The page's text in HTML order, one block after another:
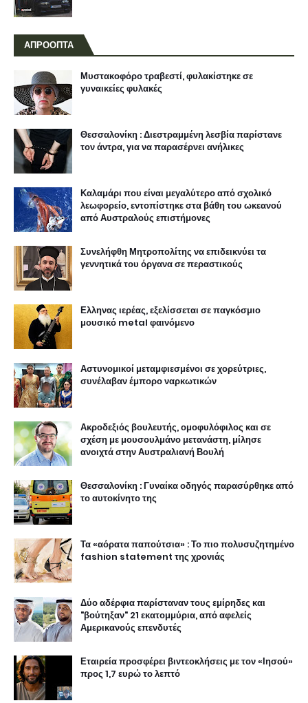
ΑΠΡΟΟΠΤΑ
Μυστακοφόρο τραβεστί, φυλακίστηκε σε
γυναικείες φυλακές
Θεσσαλονίκη : Διεστραμμένη λεσβία παρίστανε
τον άντρα, για να παρασέρνει ανήλικες
Καλαμάρι που είναι μεγαλύτερο από σχολικό
λεωφορείο, εντοπίστηκε στα βάθη του ωκεανού
από Αυστραλούς επιστήμονες
Συνελήφθη Μητροπολίτης να επιδεικνύει τα
γεννητικά του όργανα σε περαστικούς
Ελληνας ιερέας, εξελίσσεται σε παγκόσμιο
μουσικό metal φαινόμενο
Αστυνομικοί μεταμφιεσμένοι σε χορεύτριες,
συνέλαβαν έμπορο ναρκωτικών
Ακροδεξιός βουλευτής, ομοφυλόφιλος και σε
σχέση με μουσουλμάνο μετανάστη, μίλησε
ανοιχτά στην Αυστραλιανή Βουλή
Θεσσαλονίκη : Γυναίκα οδηγός παρασύρθηκε από
το αυτοκίνητο της
Τα «αόρατα παπούτσια» : Το πιο πολυσυζητημένο
fashion statement της χρονιάς
Δύο αδέρφια παρίσταναν τους εμίρηδες και
"βούτηξαν" 21 εκατομμύρια, από αφελείς
Αμερικανούς επενδυτές
Εταιρεία προσφέρει βιντεοκλήσεις με τον «Ιησού»
προς 1,7 ευρώ το λεπτό